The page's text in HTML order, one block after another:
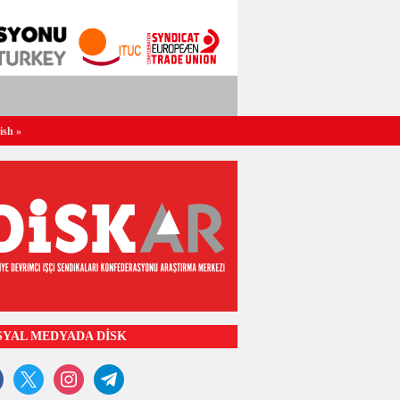
»
MEDYADA DİSK
x instagramtelegram